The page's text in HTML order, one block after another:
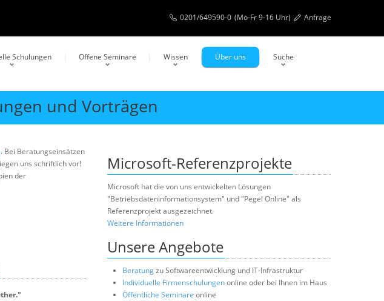
0201/649590-0 (Mo-Fr 9-16 Uhr) Anfrage
Schulungen Offene Seminare Wissen Über uns Suche
und Vorträgen
. Bei Beratungseinsätzen
uns schriftlich vor!
der
Microsoft-Referenzprojekte
Microsoft hat die von uns entwickelten Lösungen
"Betriebsdateninformationsystem" und "Pegel Online" als
Referenzprojekt ausgezeichnet.
Weitere Informationen
Unsere Angebote
Beratungzu Softwareentwicklung und IT-Infrastruktur
Individuelle Firmenschulungenonline oder bei Ihnen im Haus
Öffentliche Seminare online